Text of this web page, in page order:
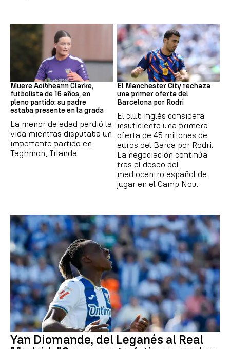
Muere Aoibheann Clarke,
futbolista de 16 años, en
pleno partido: su padre
estaba presente en la grada
La menor de edad perdió la
vida mientras disputaba un
importante partido en
Taghmon, Irlanda.
Fútbol
El Manchester City rechaza
una primer oferta del
Barcelona por Rodri
El club inglés considera
insuficiente una primera
oferta de 45 millones de
euros del Barça por Rodri.
La negociación continúa
tras el deseo del
mediocentro español de
jugar en el Camp Nou.
Yan Diomande, del Leganés al Real